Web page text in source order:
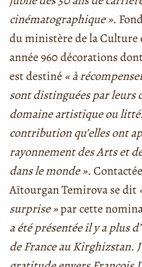
cinématographique ».
du ministère de la Culture
année 960 décorations
est destiné « à
sont distinguées par leurs
domaine artistique ou
contribution qu’elles ont
rayonnement des Arts et
dans le monde ».
Aïtourgan Temirova se dit
surprise »par cette
a été présentée il y a plus
de France au Kirghizstan.